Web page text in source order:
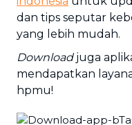
dan tips seputar
yang lebih mudah.
Downloadjuga
mendapatkan
hpmu!